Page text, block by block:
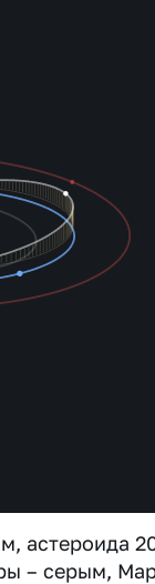
астероида
– серым,